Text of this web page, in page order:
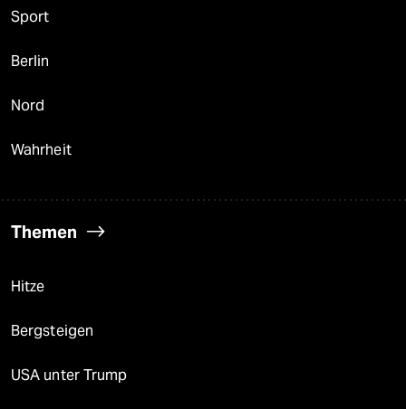
Sport
Berlin
Nord
Wahrheit
Themen
Hitze
Bergsteigen
USA unter Trump